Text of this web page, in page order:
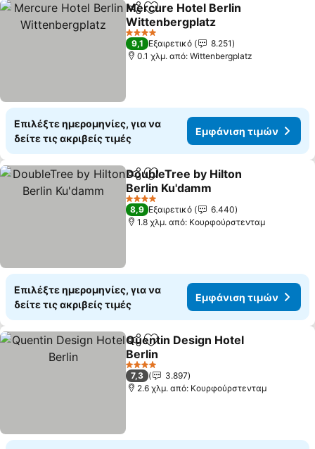
Κοινοποίηση
Προσθήκη στα αγαπημένα
Mercure Hotel Berlin
Wittenbergplatz
Εμφάνιση τιμών
4 Αστέρια
9,1 Εξαιρετικό
8.251
0.1 χλμ. από: Wittenbergplatz
Επιλέξτε ημερομηνίες, για να
δείτε τις ακριβείς τιμές
Εμφάνιση τιμών
Κοινοποίηση
Προσθήκη στα αγαπημένα
DoubleTree by Hilton
Berlin Ku'damm
Εμφάνιση τιμών
4 Αστέρια
8,9 Εξαιρετικό
6.440
1.8 χλμ. από: Κουρφούρστενταμ
Επιλέξτε ημερομηνίες, για να
δείτε τις ακριβείς τιμές
Εμφάνιση τιμών
Κοινοποίηση
Προσθήκη στα αγαπημένα
Quentin Design Hotel
Berlin
Εμφάνιση τιμών
4 Αστέρια
7,3
3.897
2.6 χλμ. από: Κουρφούρστενταμ